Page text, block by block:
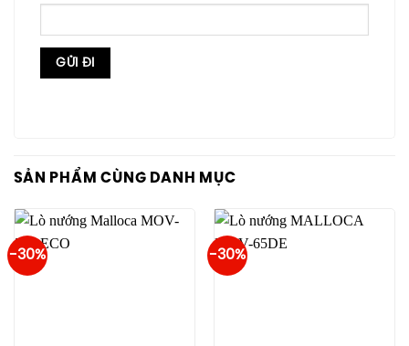
SẢN PHẨM CÙNG DANH MỤC
-30% -30%